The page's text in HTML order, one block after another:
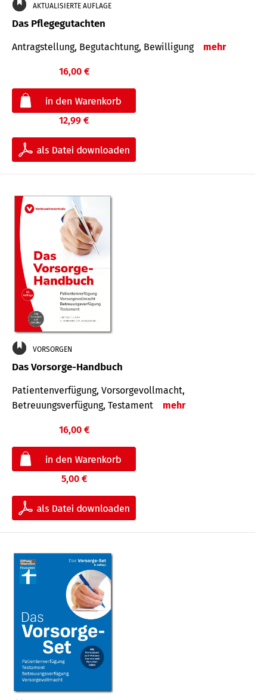
AKTUALISIERTE AUFLAGE
Das Pflegegutachten
Antragstellung, Begutachtung, Bewilligung mehr
16,00 €
12,99 €
VORSORGEN
Das Vorsorge-Handbuch
Patientenverfügung, Vorsorgevollmacht,
Betreuungsverfügung, Testament
mehr
16,00 €
5,00 €